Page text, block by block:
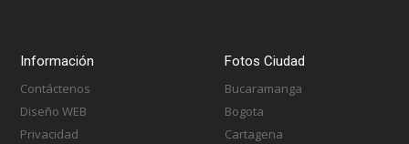
Información
Contáctenos
Diseño WEB
Privacidad
Fotos Ciudad
Bucaramanga
Bogota
Cartagena